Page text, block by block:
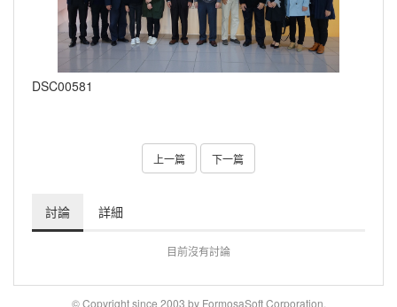
DSC00581
上一篇 下一篇
討論 詳細
目前沒有討論
© Copyright since 2003 by FormosaSoft Corporation.